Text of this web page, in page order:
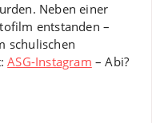
Neben einer
entstanden –
schulischen
ASG-Instagram – Abi?